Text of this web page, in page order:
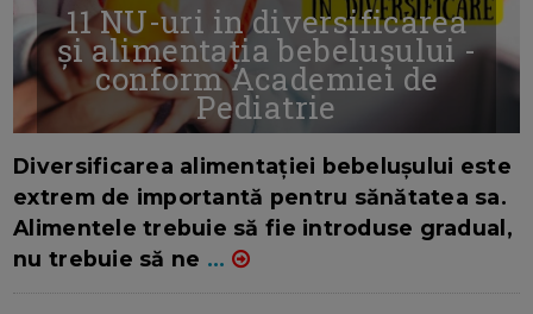
11 NU-uri in diversificarea
și alimentația bebelușului -
conform Academiei de
Pediatrie
Diversificarea alimentației bebelușului este
extrem de importantă pentru sănătatea sa.
Alimentele trebuie să fie introduse gradual,
nu trebuie să ne ...